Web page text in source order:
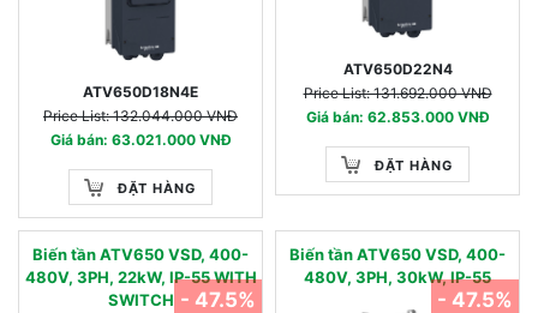
ATV650D18N4E
Price List: 132.044.000 VNĐ
Giá bán: 63.021.000 VNĐ
ĐẶT HÀNG
ATV650D22N4
Price List: 131.692.000 VNĐ
Giá bán: 62.853.000 VNĐ
ĐẶT HÀNG
Biến tần ATV650 VSD, 400-
480V, 3PH, 22kW, IP-55 WITH
SWITCH - 47.5%
Biến tần ATV650 VSD, 400-
480V, 3PH, 30kW, IP-55
- 47.5%